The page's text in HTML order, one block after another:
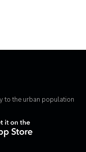
to the urban population